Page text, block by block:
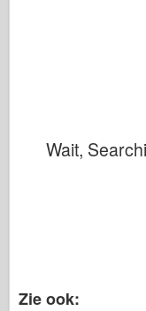
Wait,
Zie ook: